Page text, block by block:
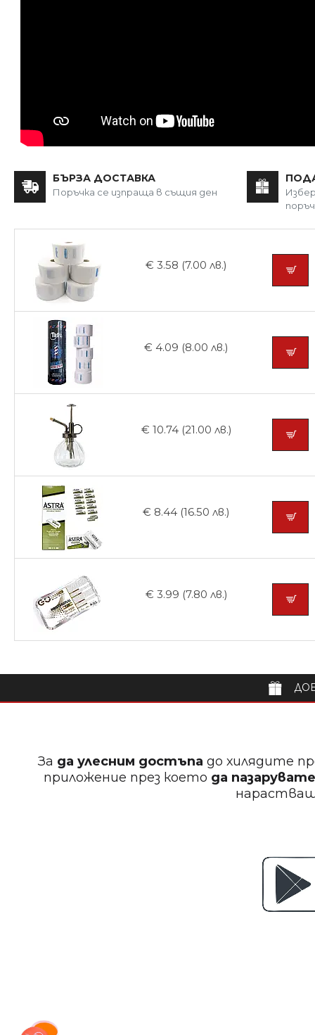
БЪРЗА ДОСТАВКА
Поръчка се изпраща в същия ден
€ 3.58 (7.00 лв.)
€ 4.09 (8.00 лв.)
€ 10.74 (21.00 лв.)
€ 8.44 (16.50 лв.)
€ 3.99 (7.80 лв.)
За да улесним достъпадо хилядите
приложение през което да